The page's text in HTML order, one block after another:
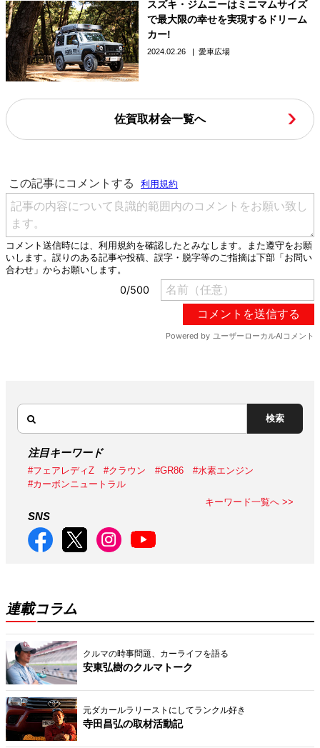
スズキ・ジムニーはミニマムサイズ
で最大限の幸せを実現するドリーム
カー!
2024.02.26 愛車広場
佐賀取材会一覧へ
検索
注目キーワード
#フェアレディZ #クラウン #GR86
#水素エンジン
#カーボンニュートラル
キーワード一覧へ >>
SNS
連載コラム
クルマの時事問題、カーライフを語る
安東弘樹のクルマトーク
元ダカールラリーストにしてランクル好き
寺田昌弘の取材活動記